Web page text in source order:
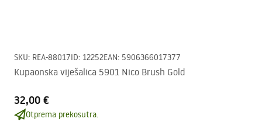
SKU: REA-88017ID: 12252EAN: 5906366017377
Kupaonska viješalica 5901 Nico Brush Gold
32,00 €
Otprema prekosutra.